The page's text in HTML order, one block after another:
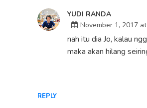
REPLY
YUDI RANDA
November 1, 2017
nah itu dia Jo, kalau
maka akan hilang